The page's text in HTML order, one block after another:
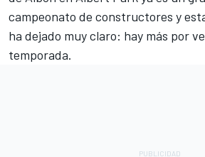
campeonato de constructores y
ha dejado muy claro: hay más por
temporada.